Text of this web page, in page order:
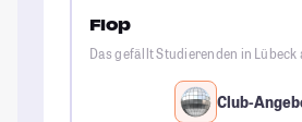
Flop
Das gefällt Studierenden in Lübeck
Club-